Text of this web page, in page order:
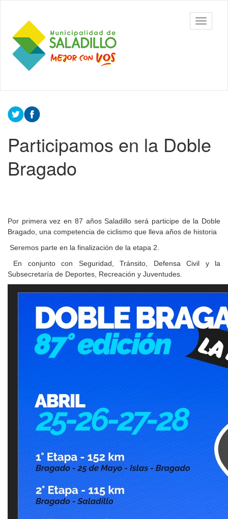
contenido
principal
Municipalidad
de Saladillo
barra
Contenido
principal
Participamos en la Doble
Bragado
Por primera vez en 87 años Saladillo será participe de la Doble
Bragado, una competencia de ciclismo que lleva años de historia
Seremos parte en la finalización de la etapa 2.
En conjunto con Seguridad, Tránsito, Defensa Civil y la
Subsecretaría de Deportes, Recreación y Juventudes.